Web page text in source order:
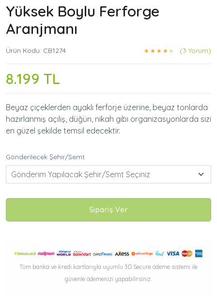
Yüksek Boylu Ferforge
Aranjmanı
Ürün Kodu: CB1274 (3 Yorum)
8.199 TL
Beyaz çiçeklerden ayaklı ferforje üzerine, beyaz tonlarda
hazırlanmış açılış, düğün, nikah gibi organizasyonlarda sizi
en güzel şekilde temsil edecektir.
Gönderilecek Şehir/Semt
Gönderim Yapılacak Şehir/Semt Seçiniz
Sipariş Ver
Tüm banka ve kredi kartlarıyla uyumlu 3D Secure ödeme sistemi ile
güvenle ödemenizi yapabilirsiniz.